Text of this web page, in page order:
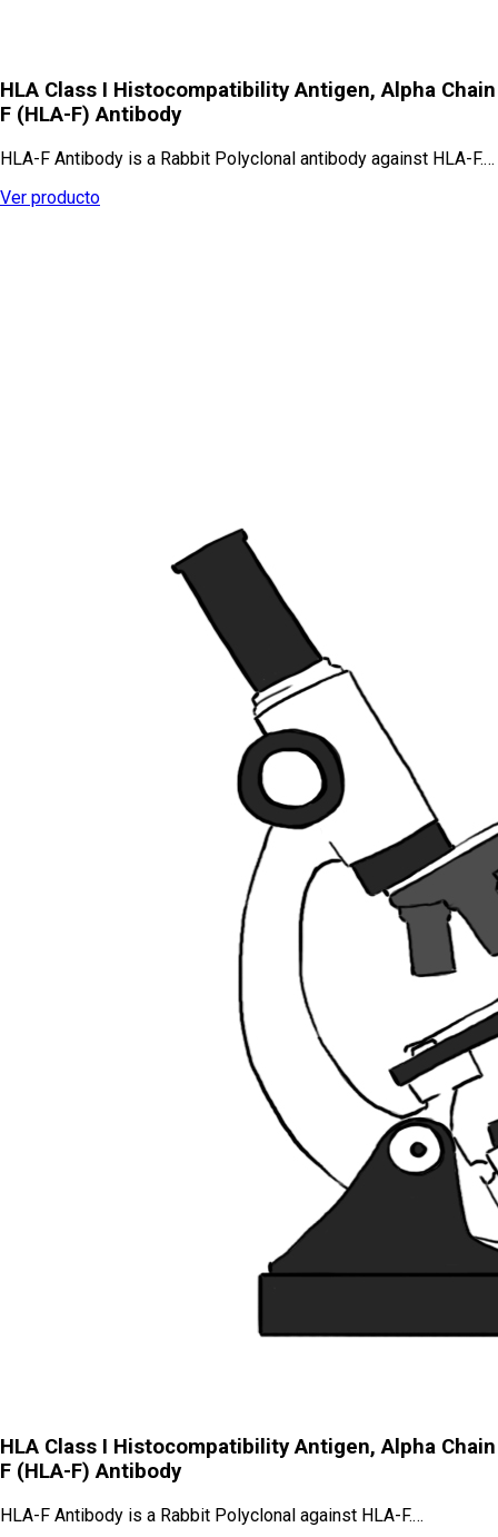
HLA Class I Histocompatibility Antigen, Alpha Chain
F (HLA-F) Antibody
HLA-F Antibody is a Rabbit Polyclonal antibody against HLA-F.…
Ver producto
HLA Class I Histocompatibility Antigen, Alpha Chain
F (HLA-F) Antibody
HLA-F Antibody is a Rabbit Polyclonal against HLA-F.…